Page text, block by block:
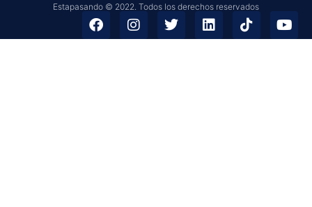
Estapasando © 2022. Todos los derechos reservados